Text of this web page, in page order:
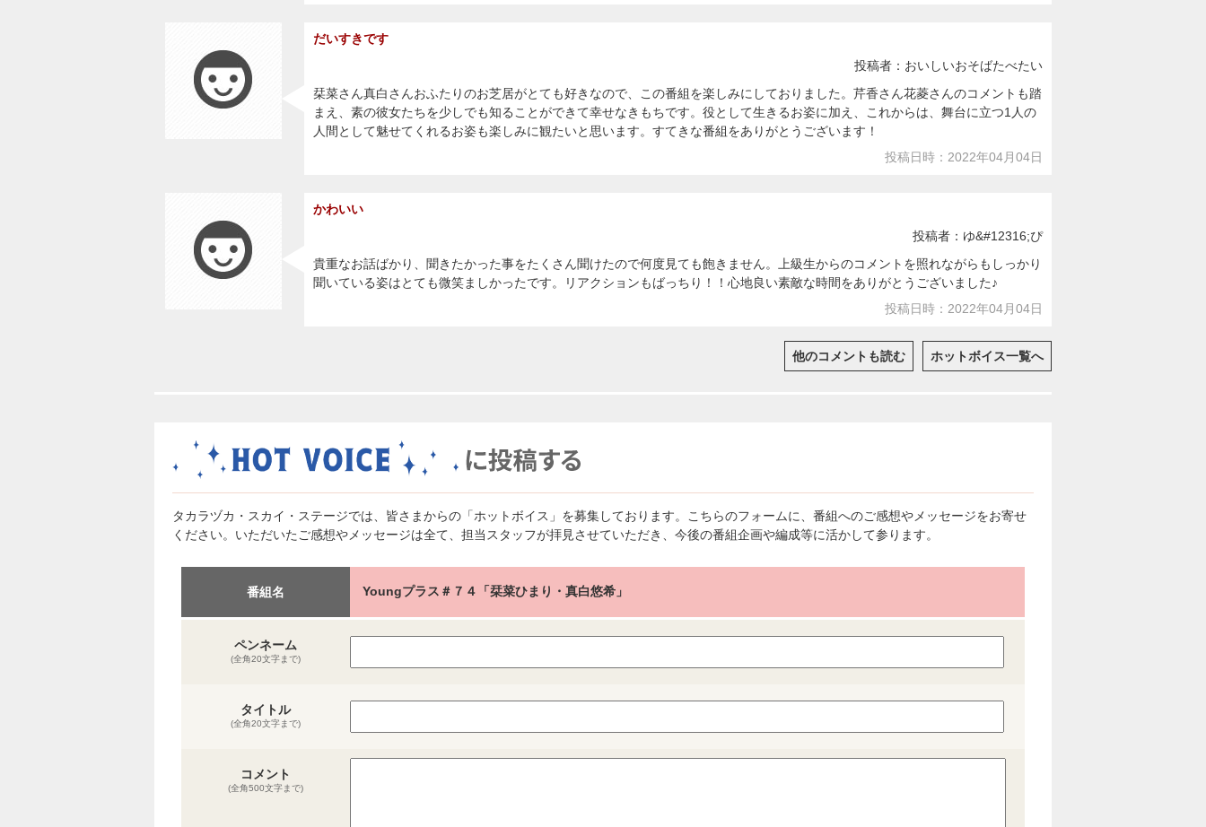
だいすきです
投稿者：おいしいおそばたべたい
栞菜さん真白さんおふたりのお芝居がとても好きなので、この番組を楽しみにしておりました。芹香さん花菱さんのコメントも踏
まえ、素の彼女たちを少しでも知ることができて幸せなきもちです。役として生きるお姿に加え、これからは、舞台に立つ1人の
人間として魅せてくれるお姿も楽しみに観たいと思います。すてきな番組をありがとうございます！
投稿日時：2022年04月04日
かわいい
投稿者：ゆ&#12316;ぴ
貴重なお話ばかり、聞きたかった事をたくさん聞けたので何度見ても飽きません。上級生からのコメントを照れながらもしっかり
聞いている姿はとても微笑ましかったです。リアクションもばっちり！！心地良い素敵な時間をありがとうございました♪
投稿日時：2022年04月04日
他のコメントも読む ホットボイス一覧へ
タカラヅカ・スカイ・ステージでは、皆さまからの「ホットボイス」を募集しております。こちらのフォームに、番組へのご感想やメッセージをお寄せ
ください。いただいたご感想やメッセージは全て、担当スタッフが拝見させていただき、今後の番組企画や編成等に活かして参ります。
番組名 Youngプラス＃７４「栞菜ひまり・真白悠希」
ペンネーム
(全角20文字まで)
タイトル
(全角20文字まで)
コメント
(全角500文字まで)